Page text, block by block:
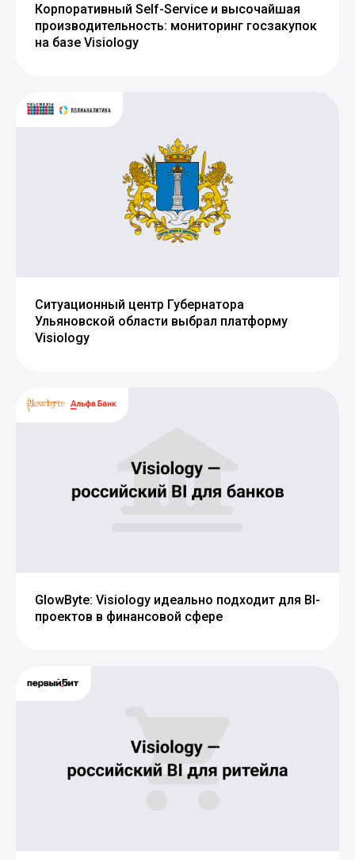
Корпоративный Self-Service и высочайшая
производительность: мониторинг госзакупок
на базе Visiology
Ситуационный центр Губернатора
Ульяновской области выбрал платформу
Visiology
GlowByte: Visiology идеально подходит для BI-
проектов в финансовой сфере